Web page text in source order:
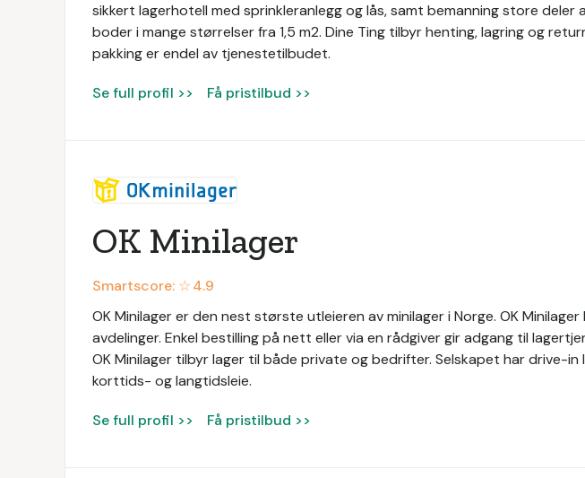
sikkert lagerhotell med sprinkleranlegg og lås, samt bemanning store deler
boder i mange størrelser fra 1,5 m2. Dine Ting tilbyr henting, lagring og
pakking er endel av tjenestetilbudet.
Se full profil >> Få pristilbud >>
OK Minilager
Smartscore: ☆4.9
OK Minilager er den nest største utleieren av minilager i Norge. OK
avdelinger. Enkel bestilling på nett eller via en rådgiver gir adgang til
OK Minilager tilbyr lager til både private og bedrifter. Selskapet har drive-
korttids- og langtidsleie.
Se full profil >> Få pristilbud >>